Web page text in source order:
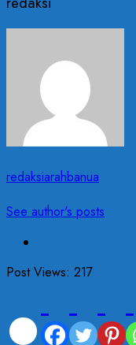
redaksiarahbanua
See author's posts
Post Views: 217